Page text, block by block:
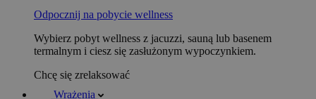
Odpocznij na pobycie wellness
Wybierz pobyt wellness z jacuzzi, sauną lub basenem
termalnym i ciesz się zasłużonym wypoczynkiem.
Chcę się zrelaksować
Wrażenia